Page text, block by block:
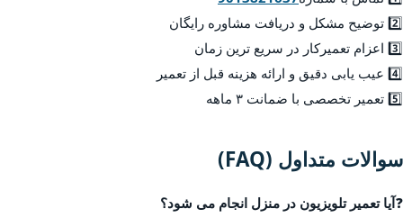
2️⃣ توضیح مشکل و دریافت مشاوره رایگان
3️⃣ اعزام تعمیرکار در سریع ترین زمان
4️⃣ عیب یابی دقیق و ارائه هزینه قبل از تعمیر
5️⃣ تعمیر تخصصی با ضمانت ۳ ماهه
سوالات متداول (FAQ)
❓آیا تعمیر تلویزیون در منزل انجام می شود؟